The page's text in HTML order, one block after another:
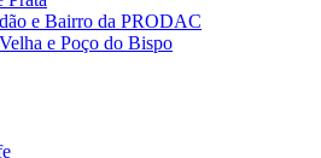
e Bairro da PRODAC
e Poço do Bispo